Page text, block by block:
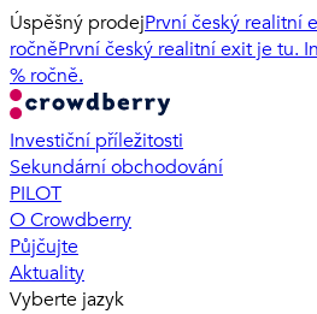
Úspěšný prodejPrvní český realitní
ročněPrvní český realitní exit je tu.
% ročně.
Investiční příležitosti
Sekundární obchodování
PILOT
O Crowdberry
Půjčujte
Aktuality
Vyberte jazyk